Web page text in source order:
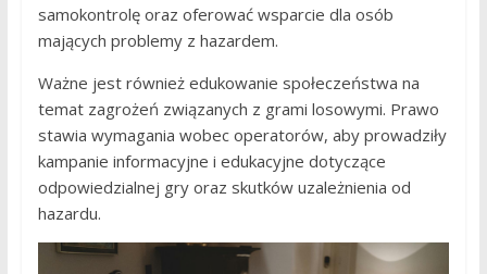
samokontrolę oraz oferować wsparcie dla osób
mających problemy z hazardem.
Ważne jest również edukowanie społeczeństwa na
temat zagrożeń związanych z grami losowymi. Prawo
stawia wymagania wobec operatorów, aby prowadziły
kampanie informacyjne i edukacyjne dotyczące
odpowiedzialnej gry oraz skutków uzależnienia od
hazardu.